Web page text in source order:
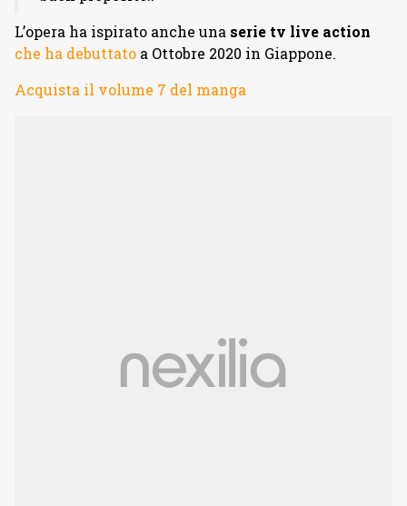
L’opera ha ispirato anche una serie tv live action
che ha debuttato a Ottobre 2020 in Giappone.
Acquista il volume 7 del manga